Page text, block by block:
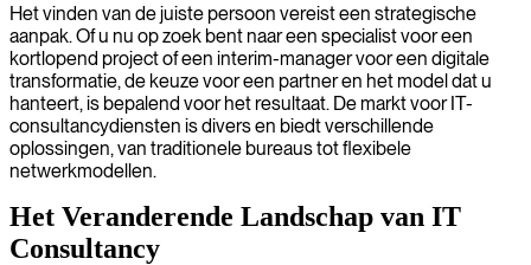
Het vinden van de juiste persoon vereist een strategische
aanpak. Of u nu op zoek bent naar een specialist voor een
kortlopend project of een interim-manager voor een digitale
transformatie, de keuze voor een partner en het model dat u
hanteert, is bepalend voor het resultaat. De markt voor IT-
consultancydiensten is divers en biedt verschillende
oplossingen, van traditionele bureaus tot flexibele
netwerkmodellen.
Het Veranderende Landschap van IT
Consultancy